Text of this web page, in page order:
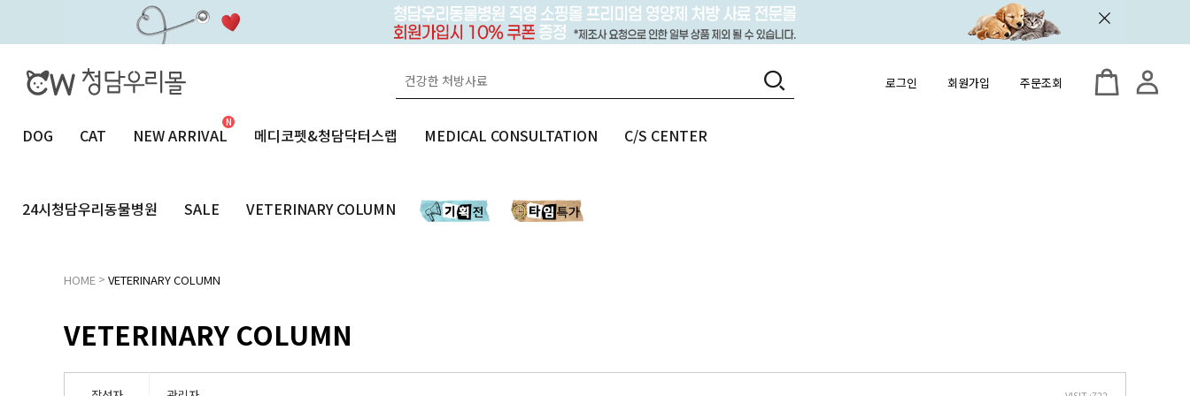
로그인 회원가입 주문조회
DOG CAT NEW ARRIVAL 메디코펫&청담닥터스랩 MEDICAL CONSULTATION C/S CENTER
24시청담우리동물병원 SALE VETERINARY COLUMN
HOME > VETERINARY COLUMN
VETERINARY COLUMN